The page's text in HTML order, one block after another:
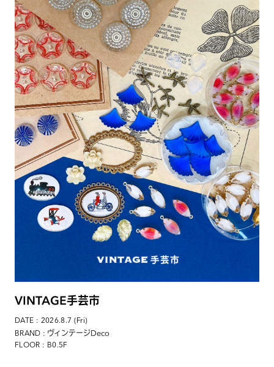
VINTAGE手芸市
DATE : 2026.8.7 (Fri)
BRAND : ヴィンテージDeco
FLOOR : B0.5F